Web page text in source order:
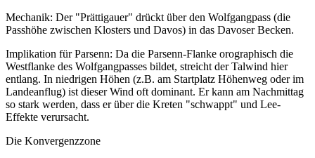
Mechanik: Der "Prättigauer" drückt über den Wolfgangpass (die
Passhöhe zwischen Klosters und Davos) in das Davoser Becken.
Implikation für Parsenn: Da die Parsenn-Flanke orographisch die
Westflanke des Wolfgangpasses bildet, streicht der Talwind hier
entlang. In niedrigen Höhen (z.B. am Startplatz Höhenweg oder im
Landeanflug) ist dieser Wind oft dominant. Er kann am Nachmittag
so stark werden, dass er über die Kreten "schwappt" und Lee-
Effekte verursacht.
Die Konvergenzzone